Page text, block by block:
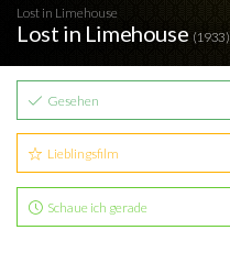
Lost in Limehouse
Lost in Limehouse (1933)
Gesehen
Lieblingsfilm
Schaue ich gerade